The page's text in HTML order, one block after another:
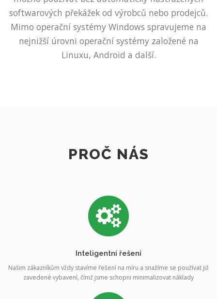
softwarových překážek od výrobců nebo prodejců.
Mimo operační systémy Windows spravujeme na
nejnižší úrovni operační systémy založené na
Linuxu, Android a další.
PROČ NÁS
Inteligentní řešení
Našim zákazníkům vždy stavíme řešení na míru a snažíme se používat již
zavedené vybavení, čímž jsme schopni minimalizovat náklady